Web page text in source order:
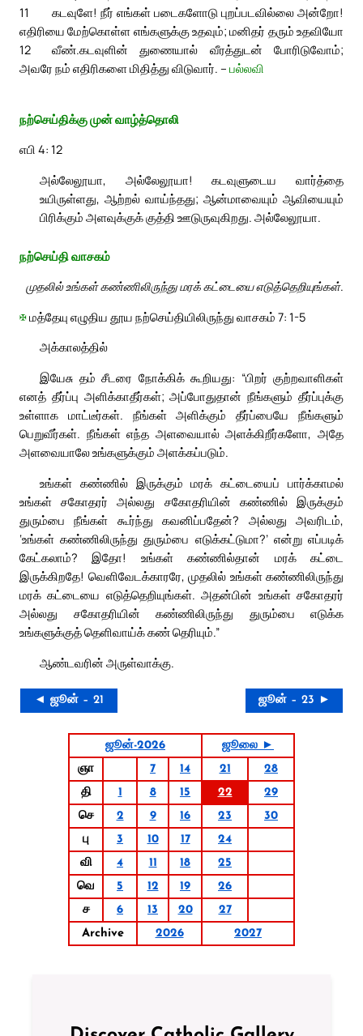
கடவுளே! நீர் எங்கள் படைகளோடு புறப்படவில்லை அன்றோ!
11
எதிரியை மேற்கொள்ள எங்களுக்கு உதவும்; மனிதர் தரும் உதவியோ
வீண்.
12
கடவுளின் துணையால் வீரத்துடன் போரிடுவோம்;
அவரே நம் எதிரிகளை மிதித்து விடுவார். – பல்லவி
நற்செய்திக்கு முன் வாழ்த்தொலி
எபி 4: 12
அல்லேலூயா, அல்லேலூயா! கடவுளுடைய வார்த்தை
உயிருள்ளது, ஆற்றல் வாய்ந்தது; ஆன்மாவையும் ஆவியையும்
பிரிக்கும் அளவுக்குக் குத்தி ஊடுருவுகிறது. அல்லேலூயா.
நற்செய்தி வாசகம்
முதலில் உங்கள் கண்ணிலிருந்து மரக் கட்டையை எடுத்தெறியுங்கள்.
✠மத்தேயு எழுதிய தூய நற்செய்தியிலிருந்து வாசகம் 7: 1-5
அக்காலத்தில்
இயேசு தம் சீடரை நோக்கிக் கூறியது: “பிறர் குற்றவாளிகள்
எனத் தீர்ப்பு அளிக்காதீர்கள்; அப்போதுதான் நீங்களும் தீர்ப்புக்கு
உள்ளாக மாட்டீர்கள். நீங்கள் அளிக்கும் தீர்ப்பையே நீங்களும்
பெறுவீர்கள். நீங்கள் எந்த அளவையால் அளக்கிறீர்களோ, அதே
அளவையாலே உங்களுக்கும் அளக்கப்படும்.
உங்கள் கண்ணில் இருக்கும் மரக் கட்டையைப் பார்க்காமல்
உங்கள் சகோதரர் அல்லது சகோதரியின் கண்ணில் இருக்கும்
துரும்பை நீங்கள் கூர்ந்து கவனிப்பதேன்? அல்லது அவரிடம்,
‘உங்கள் கண்ணிலிருந்து துரும்பை எடுக்கட்டுமா?’ என்று எப்படிக்
கேட்கலாம்? இதோ! உங்கள் கண்ணில்தான் மரக் கட்டை
இருக்கிறதே! வெளிவேடக்காரரே, முதலில் உங்கள் கண்ணிலிருந்து
மரக் கட்டையை எடுத்தெறியுங்கள். அதன்பின் உங்கள் சகோதரர்
அல்லது சகோதரியின் கண்ணிலிருந்து துரும்பை எடுக்க
உங்களுக்குத் தெளிவாய்க் கண் தெரியும்.”
ஆண்டவரின் அருள்வாக்கு.
◄ ஜூன் – 21 ஜூன் – 23 ►
ஜூன்-2026
ஜூலை ►
ஞா
7 14 21
28
தி
1 8 15 22
29
செ
2 9 16 23
30
பு
3 10 17
24
வி
4 11 18
25
வெ
5 12 19
26
ச
6 13 20
27
Archive
2026 2027